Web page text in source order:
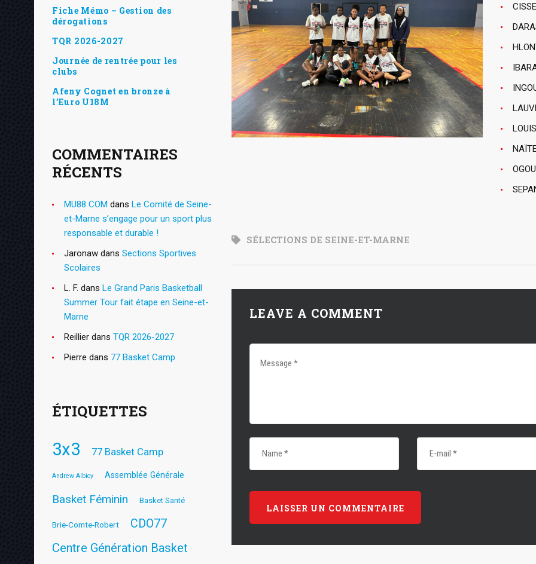
SÉLECTIONS DE SEINE-ET-MARNE
LEAVE A COMMENT
Fiche Mémo – Gestion des
dérogations
TQR 2026-2027
Journée de rentrée pour les
clubs
Afeny Cognet en bronze à
l’Euro U18M
COMMENTAIRES
RÉCENTS
MU88 COM dans Le Comité de Seine-
et-Marne s’engage pour un sport plus
responsable et durable !
Jaronaw dans Sections Sportives
Scolaires
L. F. dans Le Grand Paris Basketball
Summer Tour fait étape en Seine-et-
Marne
Reillier dans TQR 2026-2027
Pierre dans 77 Basket Camp
ÉTIQUETTES
3x3 77 Basket Camp
Andrew Albicy Assemblée Générale
Basket Féminin Basket Santé
Brie-Comte-Robert CDO77
Centre Génération Basket